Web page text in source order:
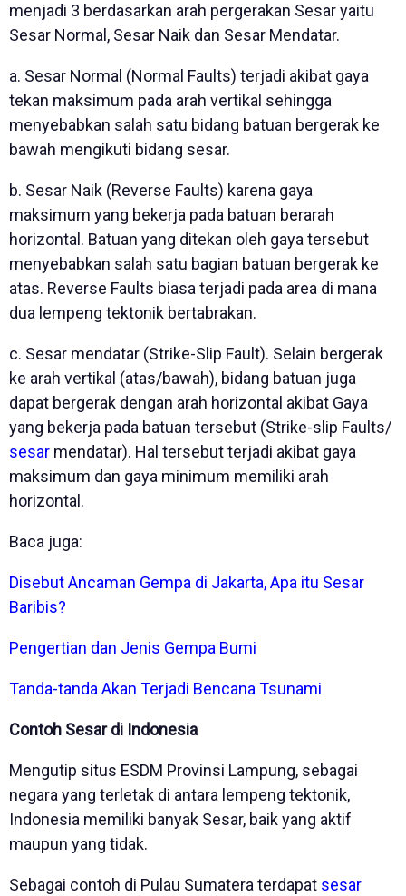
menjadi 3 berdasarkan arah pergerakan Sesar yaitu
Sesar Normal, Sesar Naik dan Sesar Mendatar.
a. Sesar Normal (Normal Faults) terjadi akibat gaya
tekan maksimum pada arah vertikal sehingga
menyebabkan salah satu bidang batuan bergerak ke
bawah mengikuti bidang sesar.
b. Sesar Naik (Reverse Faults) karena gaya
maksimum yang bekerja pada batuan berarah
horizontal. Batuan yang ditekan oleh gaya tersebut
menyebabkan salah satu bagian batuan bergerak ke
atas. Reverse Faults biasa terjadi pada area di mana
dua lempeng tektonik bertabrakan.
c. Sesar mendatar (Strike-Slip Fault). Selain bergerak
ke arah vertikal (atas/bawah), bidang batuan juga
dapat bergerak dengan arah horizontal akibat Gaya
yang bekerja pada batuan tersebut (Strike-slip Faults/
sesar mendatar). Hal tersebut terjadi akibat gaya
maksimum dan gaya minimum memiliki arah
horizontal.
Baca juga:
Disebut Ancaman Gempa di Jakarta, Apa itu Sesar
Baribis?
Pengertian dan Jenis Gempa Bumi
Tanda-tanda Akan Terjadi Bencana Tsunami
Contoh Sesar di Indonesia
Mengutip situs ESDM Provinsi Lampung, sebagai
negara yang terletak di antara lempeng tektonik,
Indonesia memiliki banyak Sesar, baik yang aktif
maupun yang tidak.
Sebagai contoh di Pulau Sumatera terdapat sesar